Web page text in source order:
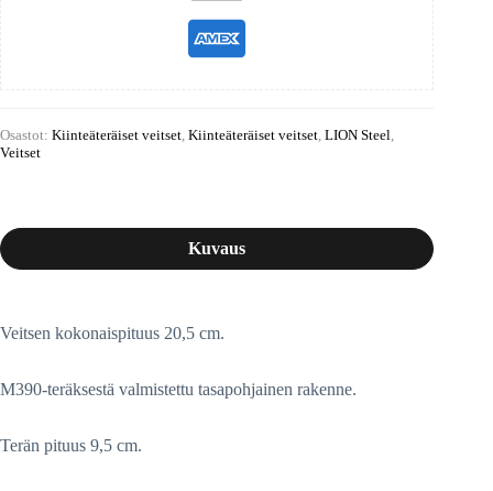
Osastot: Kiinteäteräiset veitset, Kiinteäteräiset veitset, LION Steel,
Veitset
Kuvaus
Veitsen kokonaispituus 20,5 cm.
M390-teräksestä valmistettu tasapohjainen rakenne.
Terän pituus 9,5 cm.